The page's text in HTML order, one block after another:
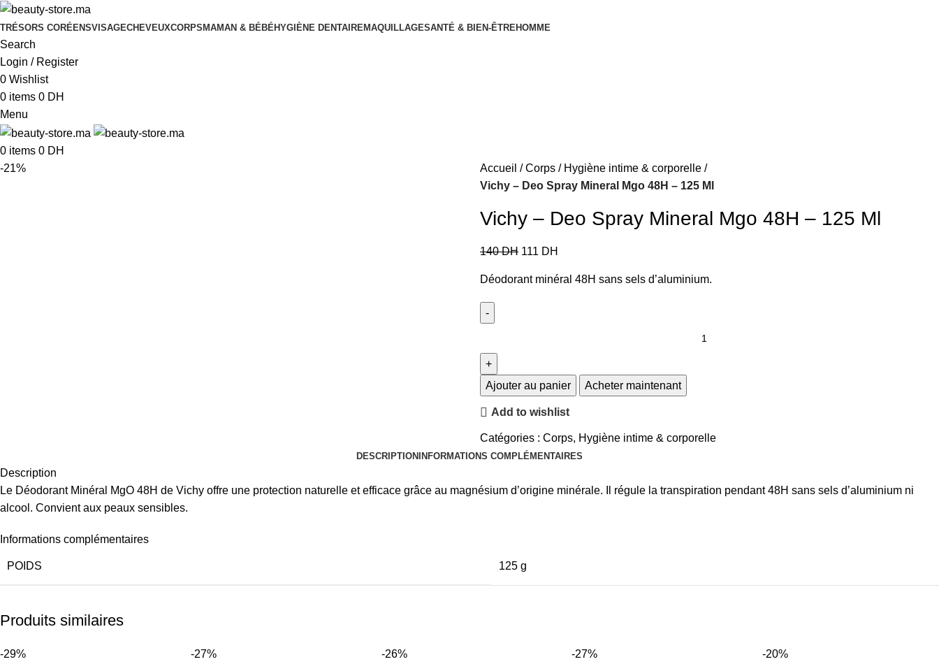
TRÉSORS CORÉENSVISAGECHEVEUXCORPS MAMAN & BÉBÉHYGIÈNE DENTAIREMAQUILLAGESANTÉ & BIEN-ÊTREHOMME
Search
Login / Register
0 Wishlist
0 items 0 DH
Menu
0 items 0 DH
-21%
Accueil Corps
Hygiène intime & corporelle
Vichy – Deo Spray Mineral Mgo 48H – 125 Ml
Vichy – Deo Spray Mineral Mgo 48H – 125 Ml
140DH 111 DH
Déodorant minéral 48H sans sels d’aluminium.
Ajouter au panier Acheter maintenant
Add to wishlist
Catégories : Corps, Hygiène intime & corporelle
DESCRIPTIONINFORMATIONS COMPLÉMENTAIRES
Description
Le Déodorant Minéral MgO 48H de Vichy offre une protection naturelle et efficace grâce au magnésium d’origine minérale. Il régule la transpiration pendant 48H sans sels d’aluminium ni
alcool. Convient aux peaux sensibles.
Informations complémentaires
POIDS 125 g
Produits similaires
-29% -27% -26% -27% -20%